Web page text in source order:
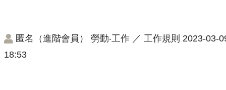
匿名（進階會員） 勞動‧工作 ／ 工作規則 2023-03-
18:53